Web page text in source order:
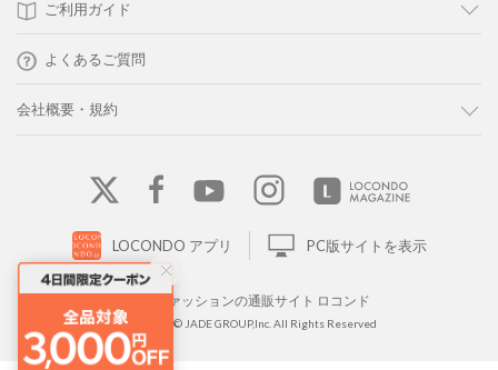
ご利用ガイド
よくあるご質問
会社概要・規約
LOCONDO アプリ PC版サイトを表示
靴とファッションの通販サイト ロコンド
Copyright © JADE GROUP,Inc. All Rights Reserved